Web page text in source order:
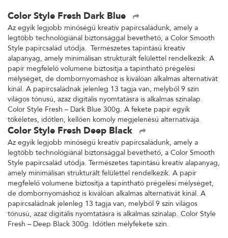
Color Style Fresh Dark Blue
Az egyik legjobb minőségű kreatív papírcsaládunk, amely a
legtöbb technológiánál biztonsággal bevethető, a Color Smooth
Style papírcsalád utódja. Természetes tapintású kreatív
alapanyag, amely minimálisan strukturált felülettel rendelkezik. A
papír megfelelő volumene biztosítja a tapintható prégelési
mélységet, de dombornyomáshoz is kiválóan alkalmas alternatívát
kínál. A papírcsaládnak jelenleg 13 tagja van, melyből 9 szín
világos tónusú, azaz digitális nyomtatásra is alkalmas színalap.
Color Style Fresh – Dark Blue 300g. A fekete papír egyik
tökéletes, időtlen, kellően komoly megjelenésű alternatívája.
Color Style Fresh Deep Black
Az egyik legjobb minőségű kreatív papírcsaládunk, amely a
legtöbb technológiánál biztonsággal bevethető, a Color Smooth
Style papírcsalád utódja. Természetes tapintású kreatív alapanyag,
amely minimálisan strukturált felülettel rendelkezik. A papír
megfelelő volumene biztosítja a tapintható prégelési mélységet,
de dombornyomáshoz is kiválóan alkalmas alternatívát kínál. A
papírcsaládnak jelenleg 13 tagja van, melyből 9 szín világos
tónusú, azaz digitális nyomtatásra is alkalmas színalap. Color Style
Fresh – Deep Black 300g. Időtlen mélyfekete szín.